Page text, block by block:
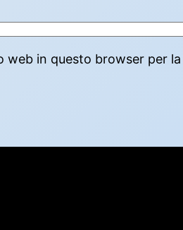
web in questo browser per